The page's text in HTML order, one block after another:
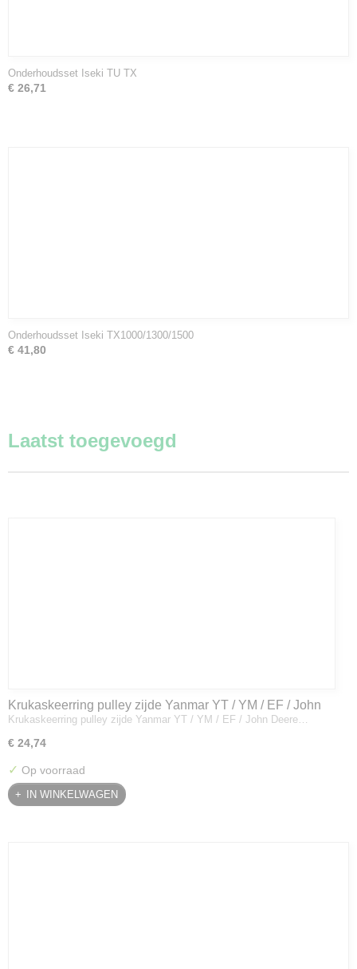
Onderhoudsset Iseki TU TX
€ 26,71
Onderhoudsset Iseki TX1000/1300/1500
€ 41,80
Laatst toegevoegd
Krukaskeerring pulley zijde Yanmar YT / YM / EF / John
Deere - 119934-01800
Krukaskeerring pulley zijde Yanmar YT / YM / EF / John Deere…
€ 24,74
✓ Op voorraad
IN WINKELWAGEN